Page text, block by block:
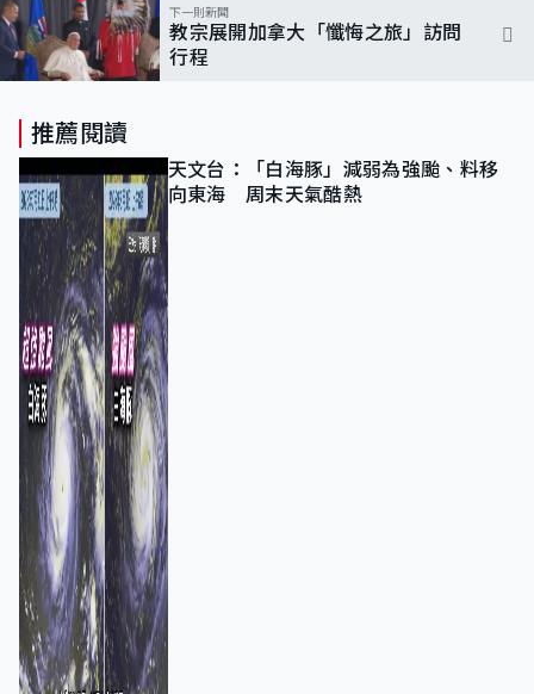
下一則新聞
教宗展開加拿大「懺悔之旅」訪問
行程
推薦閱讀
天文台：「白海豚」減弱為強颱、料移
向東海 周末天氣酷熱